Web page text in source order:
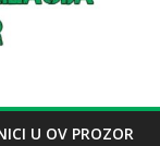
U OV PROZOR